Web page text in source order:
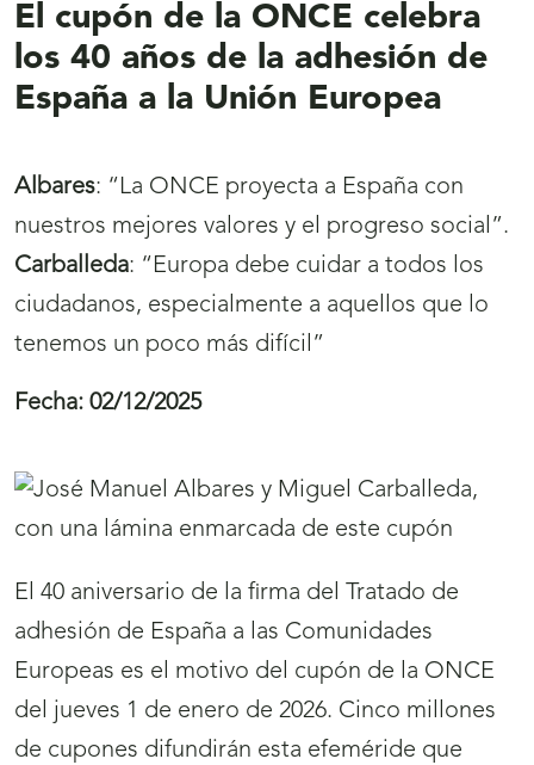
El cupón de la ONCE celebra
los 40 años de la adhesión de
España a la Unión Europea
Albares: “La ONCE proyecta a España con
nuestros mejores valores y el progreso social”.
Carballeda: “Europa debe cuidar a todos los
ciudadanos, especialmente a aquellos que lo
tenemos un poco más difícil”
Fecha: 02/12/2025
El 40 aniversario de la firma del Tratado de
adhesión de España a las Comunidades
Europeas es el motivo del cupón de la ONCE
del jueves 1 de enero de 2026. Cinco millones
de cupones difundirán esta efeméride que